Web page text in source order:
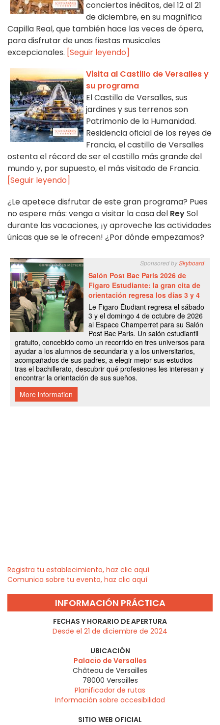
conciertos inéditos, del 12 al 21
de diciembre, en su magnífica
Capilla Real, que también hace las veces de ópera,
para disfrutar de unas fiestas musicales
excepcionales. [Seguir leyendo]
Visita al Castillo de Versalles y
su programa
El Castillo de Versalles, sus
jardines y sus terrenos son
Patrimonio de la Humanidad.
Residencia oficial de los reyes de
Francia, el castillo de Versalles
ostenta el récord de ser el castillo más grande del
mundo y, por supuesto, el más visitado de Francia.
[Seguir leyendo]
¿Le apetece disfrutar de este gran programa? Pues
no espere más: venga a visitar la casa del ReySol
durante las vacaciones, ¡y aproveche las actividades
únicas que se le ofrecen! ¿Por dónde empezamos?
Registra tu establecimiento, haz clic aquí
Comunica sobre tu evento, haz clic aquí
INFORMACIÓN PRÁCTICA
FECHAS Y HORARIO DE APERTURA
Desde el 21 de diciembre de 2024
UBICACIÓN
Palacio de Versalles
Château de Versailles
78000 Versailles
Planificador de rutas
Información sobre accesibilidad
SITIO WEB OFICIAL